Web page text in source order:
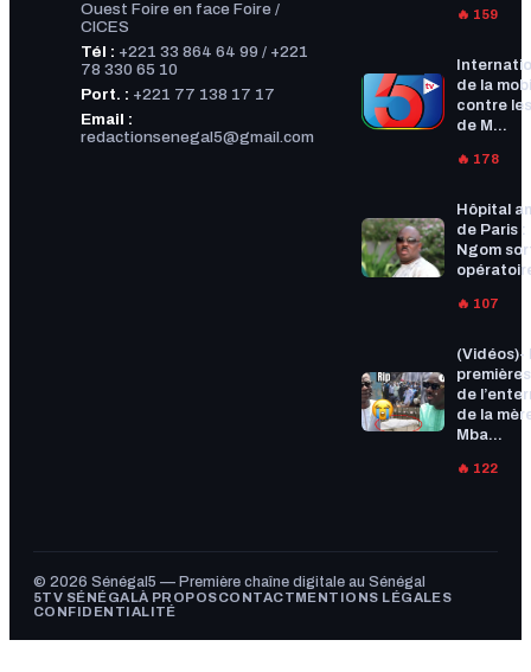
Ouest Foire en face Foire /
CICES
Tél : +221 33 864 64 99 / +221
78 330 65 10
Port. : +221 77 138 17 17
Email :
redactionsenegal5@gmail.com
🔥 159
de la
contre
de M...
🔥 178
Hôpital
de Paris :
Ngom
🔥 107
(Vidéos)-
de
de la
Mba...
🔥 122
© 2026 Sénégal5 — Première chaîne digitale au Sénégal
5TV SÉNÉGALÀ PROPOSCONTACTMENTIONS LÉGALES
CONFIDENTIALITÉ